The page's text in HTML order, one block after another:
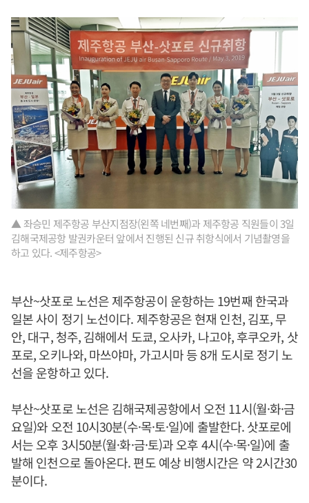
▲ 좌승민 제주항공 부산지점장(왼쪽 네번째)과 제주항공 직원들이 3일
김해국제공항 발권카운터 앞에서 진행된 신규 취항식에서 기념촬영을
하고 있다. <제주항공>
부산~삿포로 노선은 제주항공이 운항하는 19번째 한국과
일본 사이 정기 노선이다. 제주항공은 현재 인천, 김포, 무
안, 대구, 청주, 김해에서 도쿄, 오사카, 나고야, 후쿠오카, 삿
포로, 오키나와, 마쓰야마, 가고시마 등 8개 도시로 정기 노
선을 운항하고 있다.
부산~삿포로 노선은 김해국제공항에서 오전 11시(월·화·금
요일)와 오전 10시30분(수·목·토·일)에 출발한다. 삿포로에
서는 오후 3시50분(월·화·금·토)과 오후 4시(수·목·일)에 출
발해 인천으로 돌아온다. 편도 예상 비행시간은 약 2시간30
분이다.